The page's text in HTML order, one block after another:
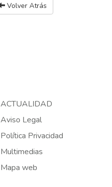
Volver Atrás
ACTUALIDAD
Aviso Legal
Política Privacidad
Multimedias
Mapa web